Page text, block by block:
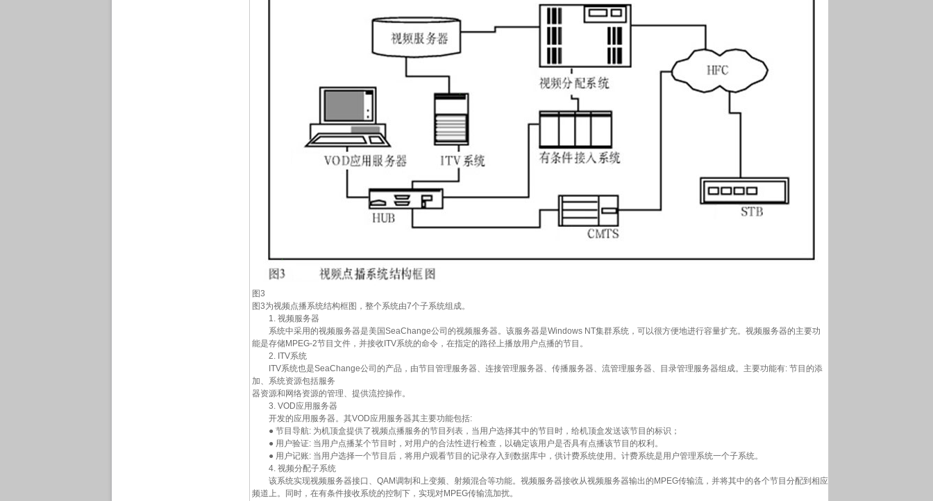
图3
图3为视频点播系统结构框图，整个系统由7个子系统组成。
1. 视频服务器
系统中采用的视频服务器是美国SeaChange公司的视频服务器。该服务器是Windows NT集群系统，可以很方便地进行容量扩充。视频服务器的主要功
能是存储MPEG-2节目文件，并接收ITV系统的命令，在指定的路径上播放用户点播的节目。
2. ITV系统
ITV系统也是SeaChange公司的产品，由节目管理服务器、连接管理服务器、传播服务器、流管理服务器、目录管理服务器组成。主要功能有: 节目的添
加、系统资源包括服务
器资源和网络资源的管理、提供流控操作。
3. VOD应用服务器
开发的应用服务器。其VOD应用服务器其主要功能包括:
● 节目导航: 为机顶盒提供了视频点播服务的节目列表，当用户选择其中的节目时，给机顶盒发送该节目的标识；
● 用户验证: 当用户点播某个节目时，对用户的合法性进行检查，以确定该用户是否具有点播该节目的权利。
● 用户记账: 当用户选择一个节目后，将用户观看节目的记录存入到数据库中，供计费系统使用。计费系统是用户管理系统一个子系统。
4. 视频分配子系统
该系统实现视频服务器接口、QAM调制和上变频、射频混合等功能。视频服务器接收从视频服务器输出的MPEG传输流，并将其中的各个节目分配到相应
频道上。同时，在有条件接收系统的控制下，实现对MPEG传输流加扰。